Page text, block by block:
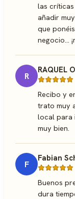
las
añadir
que
negocio...
R
RAQUEL
Recibo y
trato muy
local para
muy bien.
F
Fabian
Buenos
dura